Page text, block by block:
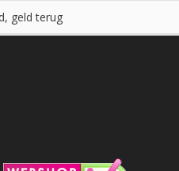
geld terug